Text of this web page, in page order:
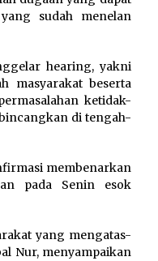
sudah menelan
hearing, yakni
masyarakat beserta
ketidak-
di tengah-
membenarkan
pada Senin esok
yang mengatas-
Nur, menyampaikan